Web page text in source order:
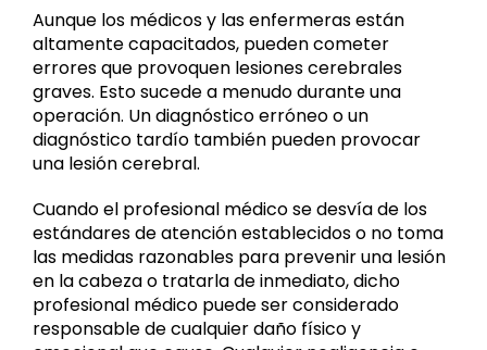
Aunque los médicos y las enfermeras están
altamente capacitados, pueden cometer
errores que provoquen lesiones cerebrales
graves. Esto sucede a menudo durante una
operación. Un diagnóstico erróneo o un
diagnóstico tardío también pueden provocar
una lesión cerebral.
Cuando el profesional médico se desvía de los
estándares de atención establecidos o no toma
las medidas razonables para prevenir una lesión
en la cabeza o tratarla de inmediato, dicho
profesional médico puede ser considerado
responsable de cualquier daño físico y